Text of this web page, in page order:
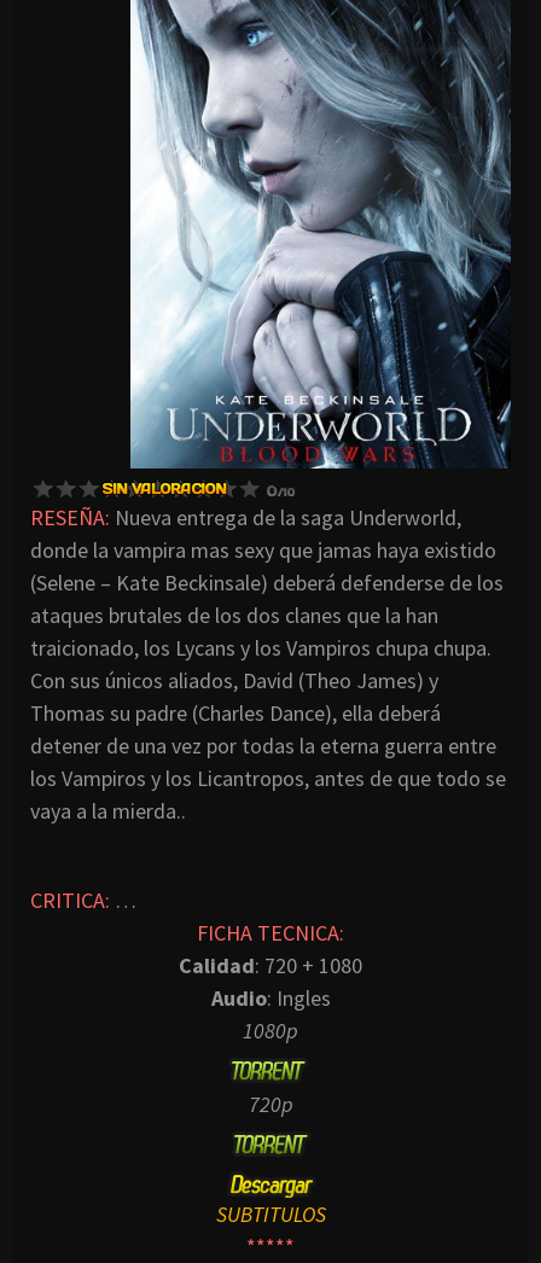
RESEÑA: Nueva entrega de la saga Underworld,
donde la vampira mas sexy que jamas haya existido
(Selene – Kate Beckinsale) deberá defenderse de los
ataques brutales de los dos clanes que la han
traicionado, los Lycans y los Vampiros chupa chupa.
Con sus únicos aliados, David (Theo James) y
Thomas su padre (Charles Dance), ella deberá
detener de una vez por todas la eterna guerra entre
los Vampiros y los Licantropos, antes de que todo se
vaya a la mierda..
CRITICA: …
FICHA TECNICA:
Calidad: 720 + 1080
Audio: Ingles
1080p
720p
SUBTITULOS
*****